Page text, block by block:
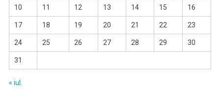
10 11 12 13 14 15 16
17 18 19 20 21 22 23
24 25 26 27 28 29 30
31
« iul.